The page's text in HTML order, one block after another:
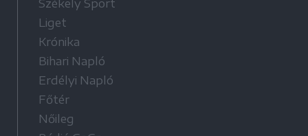
Székely Sport
Liget
Krónika
Bihari Napló
Erdélyi Napló
Főtér
Nőileg